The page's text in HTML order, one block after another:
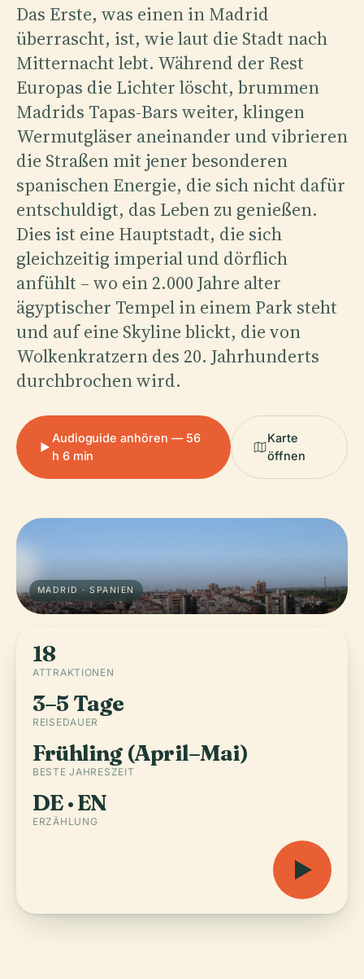
Das Erste, was einen in Madrid
überrascht, ist, wie laut die Stadt nach
Mitternacht lebt. Während der Rest
Europas die Lichter löscht, brummen
Madrids Tapas-Bars weiter, klingen
Wermutgläser aneinander und vibrieren
die Straßen mit jener besonderen
spanischen Energie, die sich nicht dafür
entschuldigt, das Leben zu genießen.
Dies ist eine Hauptstadt, die sich
gleichzeitig imperial und dörflich
anfühlt – wo ein 2.000 Jahre alter
ägyptischer Tempel in einem Park steht
und auf eine Skyline blickt, die von
Wolkenkratzern des 20. Jahrhunderts
durchbrochen wird.
Audioguide anhören — 56
h 6 min
Karte
öffnen
MADRID · SPANIEN
18
ATTRAKTIONEN
3–5 Tage
REISEDAUER
Frühling (April–Mai)
BESTE JAHRESZEIT
DE · EN
ERZÄHLUNG